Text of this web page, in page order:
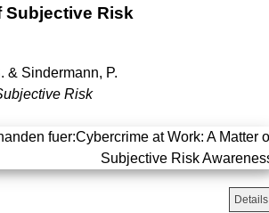
Subjective Risk
& Sindermann, P.
Risk
Details